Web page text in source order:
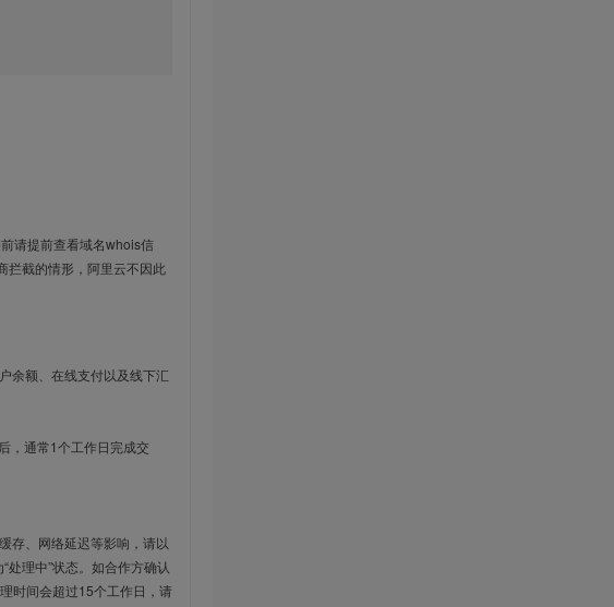
请提前查看域名whois信
拦截的情形，阿里云不因此
余额、在线支付以及线下汇
，通常1个工作日完成交
存、网络延迟等影响，请以
理中”状态。如合作方确认
时间会超过15个工作日，请